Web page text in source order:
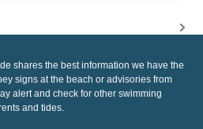
shares the best information we have the
signs at the beach or advisories from
alert and check for other swimming
and tides.